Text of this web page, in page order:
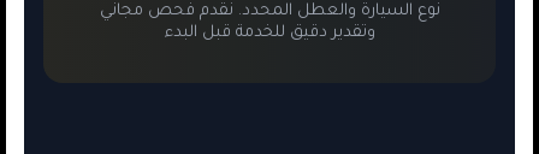
نوع السيارة والعطل المحدد. نقدم فحص مجاني
وتقدير دقيق للخدمة قبل البدء